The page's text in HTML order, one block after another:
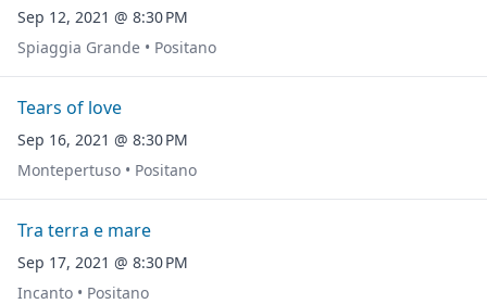
Sep 12, 2021 @ 8:30 PM
Spiaggia Grande • Positano
Tears of love
Sep 16, 2021 @ 8:30 PM
Montepertuso • Positano
Tra terra e mare
Sep 17, 2021 @ 8:30 PM
Incanto • Positano